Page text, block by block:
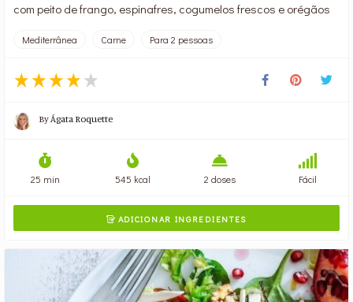
com peito de frango, espinafres, cogumelos frescos e orégãos
Mediterrânea Carne Para 2 pessoas
ByÁgata Roquette
25 min 545 kcal 2 doses Fácil
ADICIONAR INGREDIENTES